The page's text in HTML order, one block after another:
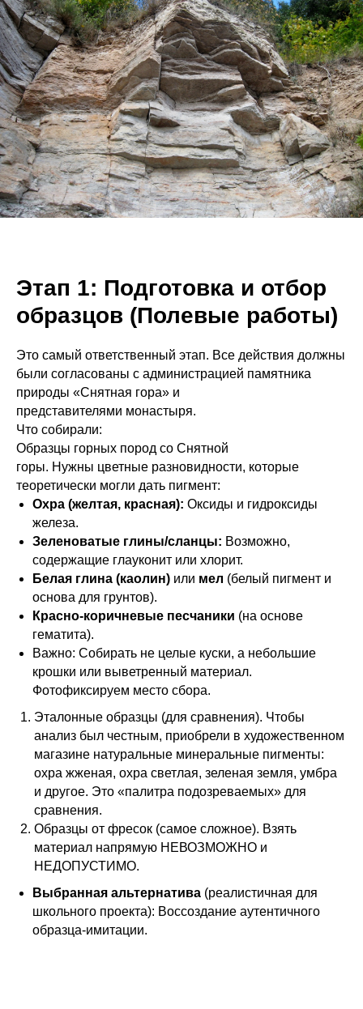
Этап 1: Подготовка и отбор
образцов (Полевые работы)
Это самый ответственный этап. Все действия должны
были согласованы с администрацией памятника
природы «Снятная гора» и
представителями монастыря.
Что собирали:
Образцы горных пород со Снятной
горы. Нужны цветные разновидности, которые
теоретически могли дать пигмент:
Охра (желтая, красная): Оксиды и гидроксиды
железа.
Зеленоватые глины/сланцы: Возможно,
содержащие глауконит или хлорит.
Белая глина (каолин) или мел (белый пигмент и
основа для грунтов).
Красно-коричневые песчаники (на основе
гематита).
Важно: Собирать не целые куски, а небольшие
крошки или выветренный материал.
Фотофиксируем место сбора.
Эталонные образцы (для сравнения). Чтобы
анализ был честным, приобрели в художественном
магазине натуральные минеральные пигменты:
охра жженая, охра светлая, зеленая земля, умбра
и другое. Это «палитра подозреваемых» для
сравнения.
Образцы от фресок (самое сложное). Взять
материал напрямую НЕВОЗМОЖНО и
НЕДОПУСТИМО.
Выбранная альтернатива (реалистичная для
школьного проекта): Воссоздание аутентичного
образца-имитации.